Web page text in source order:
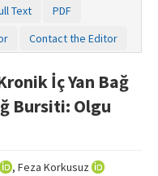
Text
PDF
Contact the Editor
İç Yan Bağ
Bursiti: Olgu
, Feza Korkusuz